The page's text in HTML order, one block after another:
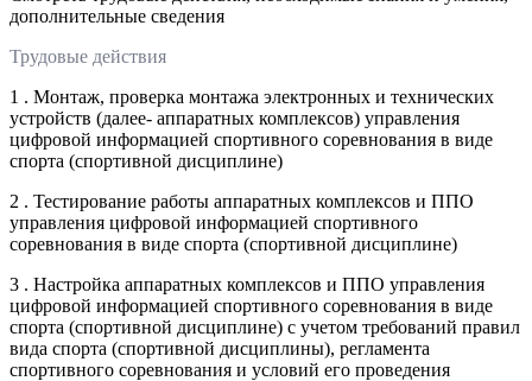
дополнительные сведения
Трудовые действия
1 . Монтаж, проверка монтажа электронных и технических
устройств (далее- аппаратных комплексов) управления
цифровой информацией спортивного соревнования в виде
спорта (спортивной дисциплине)
2 . Тестирование работы аппаратных комплексов и ППО
управления цифровой информацией спортивного
соревнования в виде спорта (спортивной дисциплине)
3 . Настройка аппаратных комплексов и ППО управления
цифровой информацией спортивного соревнования в виде
спорта (спортивной дисциплине) с учетом требований правил
вида спорта (спортивной дисциплины), регламента
спортивного соревнования и условий его проведения